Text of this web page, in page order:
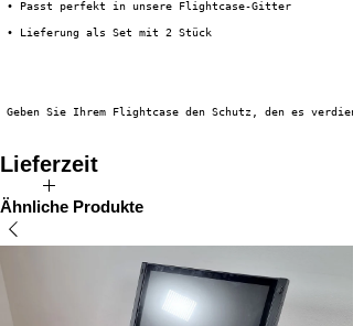
• Passt perfekt in unsere Flightcase-Gitter
• Lieferung als Set mit 2 Stück
Geben Sie Ihrem Flightcase den Schutz, den es
Lieferzeit
Die Lieferzeit für dieses Produkt beträgt ungefähr 2 bis 5 Tage.
Ähnliche Produkte